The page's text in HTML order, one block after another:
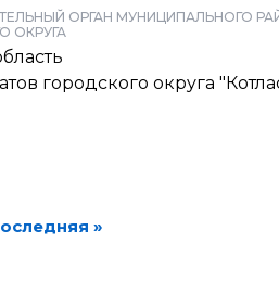
ОРГАН МУНИЦИПАЛЬНОГО
ОКРУГА
городского округа
»